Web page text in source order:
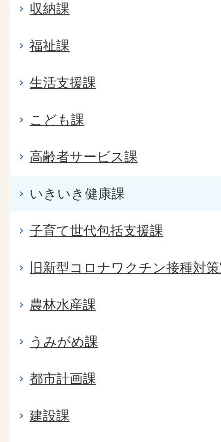
収納課
福祉課
生活支援課
こども課
高齢者サービス課
いきいき健康課
子育て世代包括支援課
旧新型コロナワクチン接種対
農林水産課
うみがめ課
都市計画課
建設課